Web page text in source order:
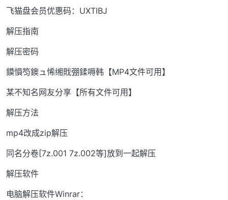
飞猫盘会员优惠码：UXTIBJ
解压指南
解压密码
鏌愪笉鐭ュ悕缃戝弸鍒嗕韩【MP4文件可用】
某不知名网友分享【所有文件可用】
解压方法
mp4改成zip解压
同名分卷[7z.001 7z.002等]放到一起解压
解压软件
电脑解压软件Winrar：